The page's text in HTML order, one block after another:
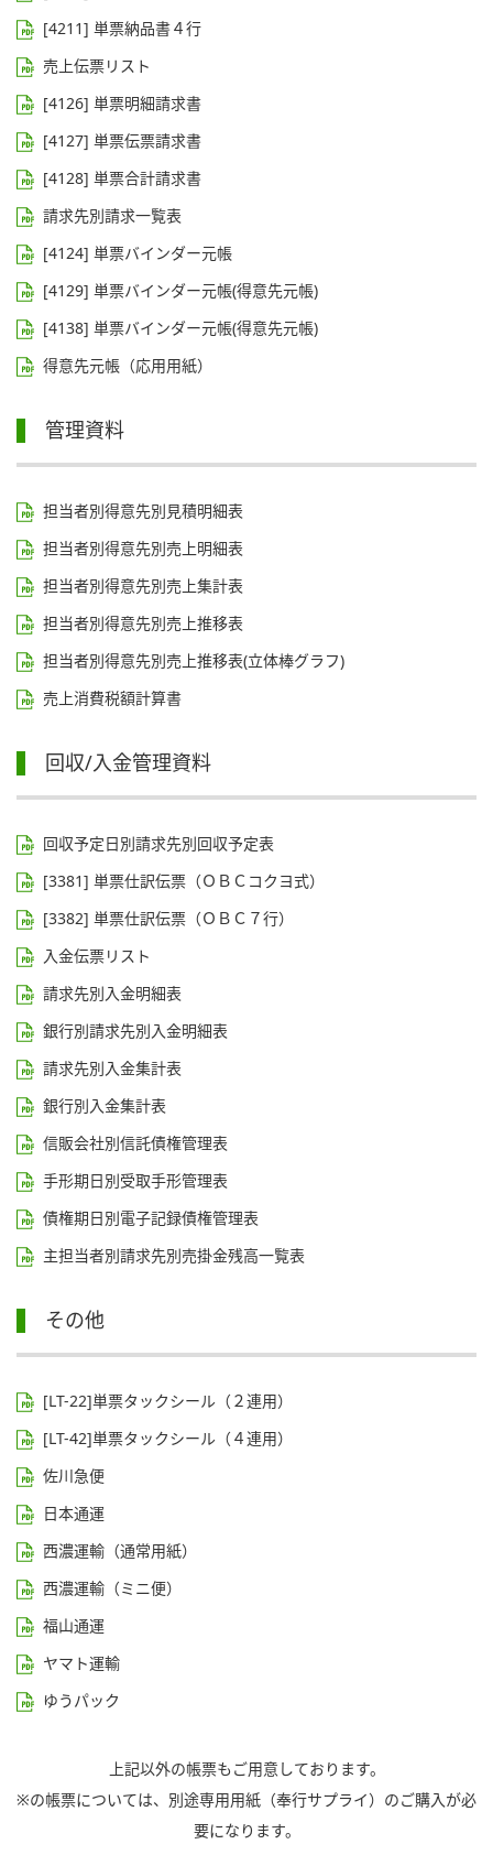
[4211] 単票納品書４行
売上伝票リスト
[4126] 単票明細請求書
[4127] 単票伝票請求書
[4128] 単票合計請求書
請求先別請求一覧表
[4124] 単票バインダー元帳
[4129] 単票バインダー元帳(得意先元帳)
[4138] 単票バインダー元帳(得意先元帳)
得意先元帳（応用用紙）
管理資料
担当者別得意先別見積明細表
担当者別得意先別売上明細表
担当者別得意先別売上集計表
担当者別得意先別売上推移表
担当者別得意先別売上推移表(立体棒グラフ)
売上消費税額計算書
回収/入金管理資料
回収予定日別請求先別回収予定表
[3381] 単票仕訳伝票（ＯＢＣコクヨ式）
[3382] 単票仕訳伝票（ＯＢＣ７行）
入金伝票リスト
請求先別入金明細表
銀行別請求先別入金明細表
請求先別入金集計表
銀行別入金集計表
信販会社別信託債権管理表
手形期日別受取手形管理表
債権期日別電子記録債権管理表
主担当者別請求先別売掛金残高一覧表
その他
[LT-22]単票タックシール（２連用）
[LT-42]単票タックシール（４連用）
佐川急便
日本通運
西濃運輸（通常用紙）
西濃運輸（ミニ便）
福山通運
ヤマト運輸
ゆうパック
上記以外の帳票もご用意しております。
※の帳票については、別途専用用紙（奉行サプライ）のご購入が必
要になります。